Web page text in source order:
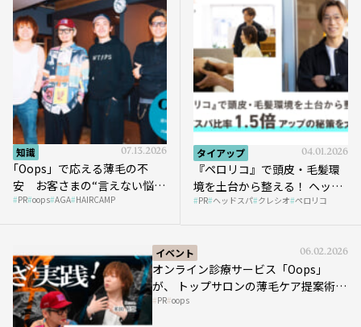
知識 07.13.2026
｢Oops」で応える薄毛の不
安 お客さまの“言えない悩
み”にどう向き合う？ ＃01
PR oops AGA HAIRCAMP
タイアップ 04.01.2026
『ペロリコ』で頭皮・毛髪環
境を土台から整える！ ヘッド
スパ比率1.5倍アップの秘策を
PR ヘッドスパ クレシオ ペロリコ
イベント 06.02.2026
オンライン診療サービス「Oops」
が、 トップサロンの薄毛ケア提案術を
HAIRCAMPで公開！
PR oops